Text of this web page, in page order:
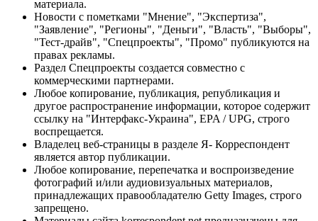
материала.
Новости с пометками "Мнение", "Экспертиза",
"Заявление", "Регионы", "Деньги", "Власть", "Выборы",
"Тест-драйв", "Спецпроекты", "Промо" публикуются на
правах рекламы.
Раздел Спецпроекты создается совместно с
коммерческими партнерами.
Любое копирование, публикация, републикация и
другое распространение информации, которое содержит
ссылку на "Интерфакс-Украина", EPA / UPG, строго
воспрещается.
Владелец веб-страницы в разделе Я- Корреспондент
является автор публикации.
Любое копирование, перепечатка и воспроизведение
фотографий и/или аудиовизуальных материалов,
принадлежащих правообладателю Getty Images, строго
запрещено.